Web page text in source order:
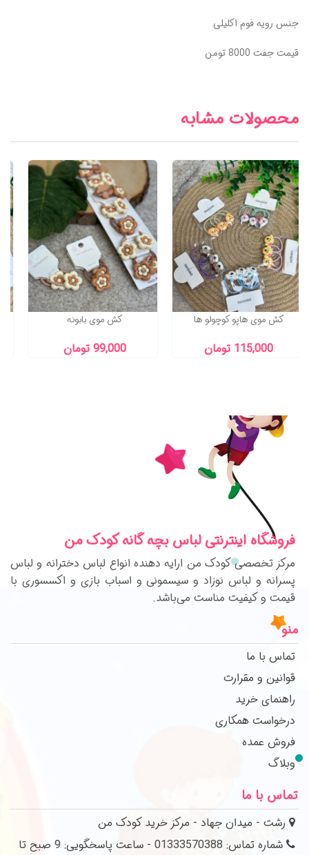
جنس رویه فوم اکلیلی
قیمت جفت 8000 تومن
محصولات مشابه
کش موی بابونه
99,000 تومان
کش موی هاپو کوچولو ها
115,000 تومان
فروشگاه اینترنتی لباس بچه گانه کودک من
مرکز تخصصی کودک من ارایه دهنده انواع لباس دخترانه و لباس
پسرانه و لباس نوزاد و سیسمونی و اسباب بازی و اکسسوری با
قیمت و کیفیت مناست می‌باشد.
منو
تماس با ما
قوانین و مقرارت
راهنمای خرید
درخواست همکاری
فروش عمده
وبلاگ
تماس با ما
رشت - میدان جهاد - مرکز خرید کودک من
شماره تماس: 01333570388 - ساعت پاسخگویی: 9 صبح تا